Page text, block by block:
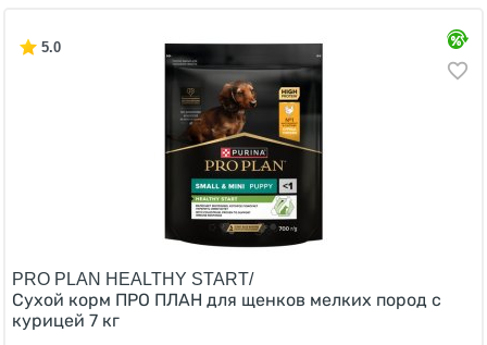
5.0
PRO PLAN HEALTHY START/
Сухой корм ПРО ПЛАН для щенков мелких пород с
курицей 7 кг